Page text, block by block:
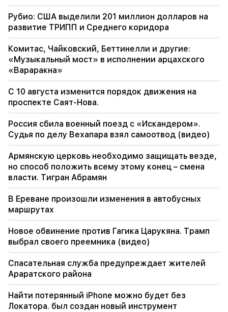
21:56
«Преступник хотел пончик из больницы». Гор
Акопян своими руками сделал пончики для
сына (видео)
21:19
ТАСС: Спецпредставители США могут
посетить Киев и Москву в ближайшие 10 дней
20:57
Влиятельных лиц оштрафуют на 5000
долларов за политическую рекламу
20:38
Кто ты такой, чтобы называть католикоса по
имени омута? Амалян (видео)
20:20
Деньги потекут рекой. Эти три знака зодиака
разбогатеют в конце августа
19:36
Большой пожар в одной из многоэтажек
Саят-Нова. Жители были эвакуированы
19:34 Важный
Правозащитник считает доклад КС в
отношении Аргама Абрамяна неприемлемым
Рубио: США выделили 201 миллион долларов на
развитие ТРИПП и Среднего коридора
Комитас, Чайковский, Беттинелли и другие:
«Музыкальный мост» в исполнении арцахского
«Вараракна»
С 10 августа изменится порядок движения на
проспекте Саят-Нова.
Россия сбила военный поезд с «Искандером».
Судья по делу Вехапара взял самоотвод (видео)
Армянскую церковь необходимо защищать везде,
но способ положить всему этому конец – смена
власти. Тигран Абрамян
В Ереване произошли изменения в автобусных
маршрутах
Новое обвинение против Гагика Царукяна. Трамп
выбрал своего преемника (видео)
Спасательная служба предупреждает жителей
Араратского района
Найти потерянный iPhone можно будет без
Локатора. был создан новый инструмент